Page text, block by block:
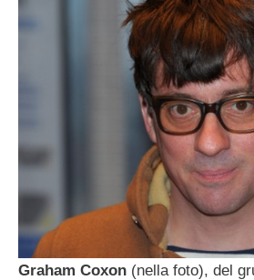
Graham Coxon (nella foto), del